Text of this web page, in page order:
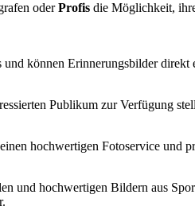
oderProfis die Möglichkeit,
können Erinnerungsbilder direkt
Publikum zur Verfügung
hochwertigen Fotoservice und
und hochwertigen Bildern aus